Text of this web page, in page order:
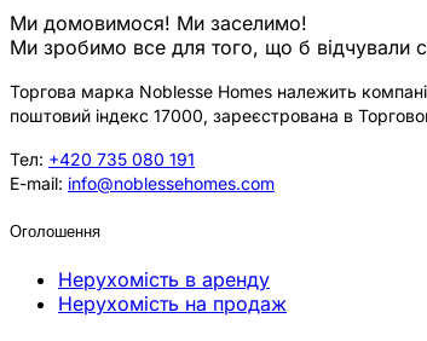
Ми домовимося! Ми заселимо!
Ми зробимо все для того, що б відчували
Торгова марка Noblesse Homes належить
поштовий індекс 17000, зареєстрована в
Тел: +420 735 080 191
E-mail: info@noblessehomes.com
Оголошення
Нерухомість в аренду
Нерухомість на продаж